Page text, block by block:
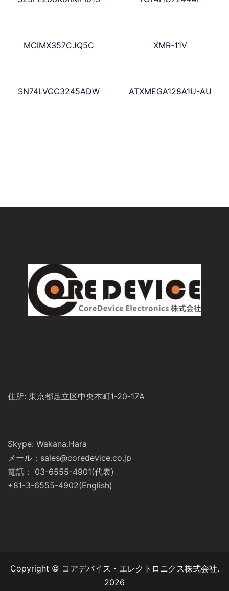
MCIMX357CJQ5C XMR-11V
SN74LVCC3245ADW ATXMEGA128A1U-AU
住所: 東京都足立区中央本町1-20-17A
Skype: Wakana.Hara
メール：sales@coredevice.co.jp
電話： 03-6555-4901(代表)
+81-3-6555-4902(English)
Copyright © コアデバイス・エレクトロニクス株式会社.
2026